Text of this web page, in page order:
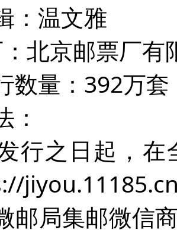
：温文雅
北京邮票厂有
数量：392万套
：
之日起，在
邮局集邮微信